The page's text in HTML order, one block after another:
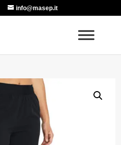
info@masep.it